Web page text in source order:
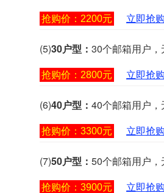
抢购价：2200元 立即抢购
(5)30户型： 30个邮箱用户，
抢购价：2800元 立即抢购
(6)40户型： 40个邮箱用户
抢购价：3300元 立即抢购
(7)50户型： 50个邮箱用户，
抢购价：3900元 立即抢购